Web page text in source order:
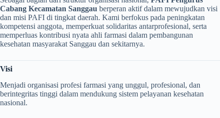
Cabang Kecamatan Sanggau berperan aktif dalam mewujudkan visi
dan misi PAFI di tingkat daerah. Kami berfokus pada peningkatan
kompetensi anggota, memperkuat solidaritas antarprofesional, serta
memperluas kontribusi nyata ahli farmasi dalam pembangunan
kesehatan masyarakat Sanggau dan sekitarnya.
Visi
Menjadi organisasi profesi farmasi yang unggul, profesional, dan
berintegritas tinggi dalam mendukung sistem pelayanan kesehatan
nasional.